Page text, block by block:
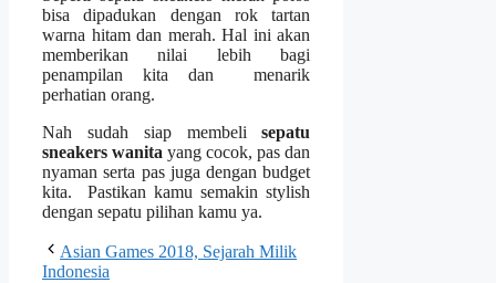
bisa dipadukan dengan rok tartan
warna hitam dan merah. Hal ini akan
memberikan nilai lebih bagi
penampilan kita dan menarik
perhatian orang.
Nah sudah siap membelisepatu
sneakers wanita yang cocok, pas dan
nyaman serta pas juga dengan budget
kita. Pastikan kamu semakin stylish
dengan sepatu pilihan kamu ya.
Asian Games 2018, Sejarah Milik
Indonesia